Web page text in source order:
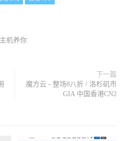
机养你
下一篇
魔方云 - 整场8八折 / 洛杉矶市
GIA 中国香港CN2